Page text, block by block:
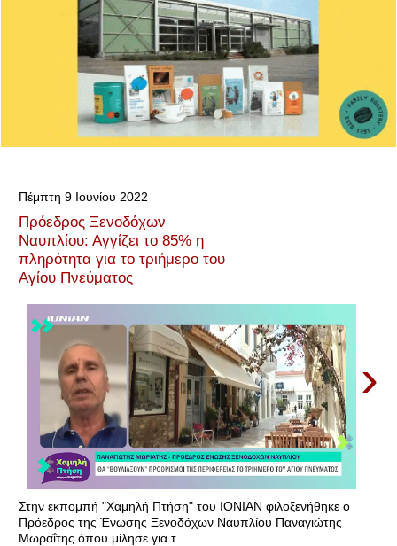
Πέμπτη 9 Ιουνίου 2022
Πρόεδρος Ξενοδόχων
Ναυπλίου: Αγγίζει το 85% η
πληρότητα για το τριήμερο του
Αγίου Πνεύματος
›
Στην εκπομπή "Χαμηλή Πτήση" του ΙΟΝΙΑΝ φιλοξενήθηκε ο
Πρόεδρος της Ένωσης Ξενοδόχων Ναυπλίου Παναγιώτης
Μωραΐτης όπου μίλησε για τ...